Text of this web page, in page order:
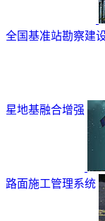
全国基准站勘察建
星地基融合增强
路面施工管理系统